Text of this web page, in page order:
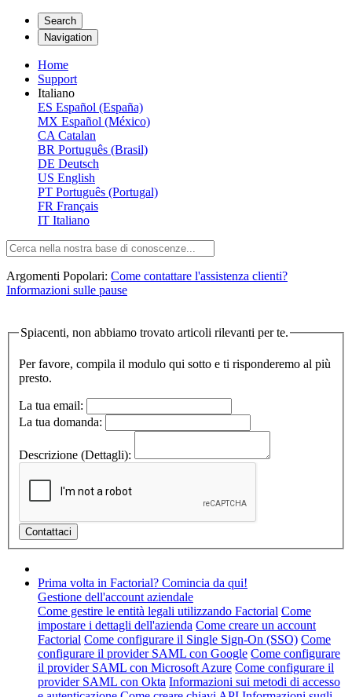
Search
Navigation
Home
Support
Italiano
ES Español (España)
MX Español (México)
CA Catalan
BR Português (Brasil)
DE Deutsch
US English
PT Português (Portugal)
FR Français
IT Italiano
Argomenti Popolari: Come contattare l'assistenza clienti?
Informazioni sulle pause
Spiacenti, non abbiamo trovato articoli rilevanti per te.
Per favore, compila il modulo qui sotto e ti risponderemo al più
presto.
La tua email:
La tua domanda:
Descrizione (Dettagli):
Prima volta in Factorial? Comincia da qui!
Gestione dell'account aziendale
Come gestire le entità legali utilizzando Factorial Come
impostare i dettagli dell'azienda Come creare un account
Factorial Come configurare il Single Sign-On (SSO) Come
configurare il provider SAML con Google Come configurare
il provider SAML con Microsoft Azure Come configurare il
provider SAML con Okta Informazioni sui metodi di accesso